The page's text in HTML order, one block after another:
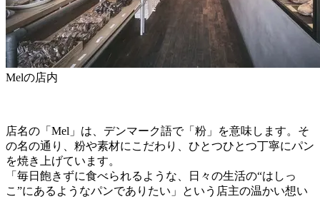
Melの店内
店名の「Mel」は、デンマーク語で「粉」を意味します。そ
の名の通り、粉や素材にこだわり、ひとつひとつ丁寧にパン
を焼き上げています。
「毎日飽きずに食べられるような、日々の生活の“はしっ
こ”にあるようなパンでありたい」という店主の温かい想い